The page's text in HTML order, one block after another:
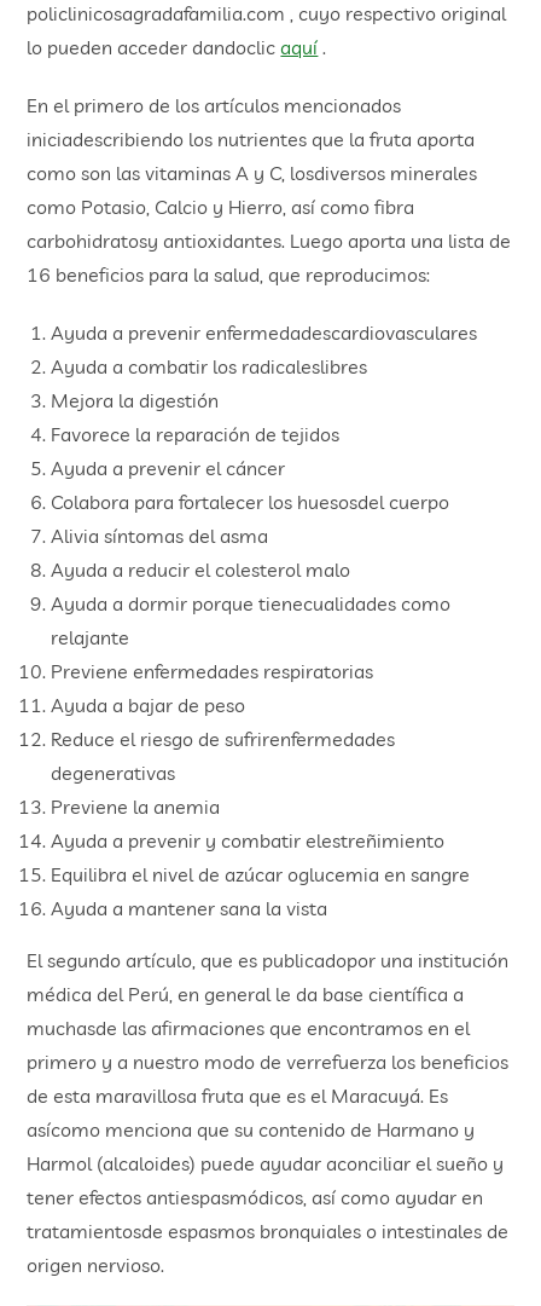
policlinicosagradafamilia.com , cuyo respectivo original
lo pueden acceder dandoclicaquí .
En el primero de los artículos mencionados
iniciadescribiendo los nutrientes que la fruta aporta
como son las vitaminas A y C, losdiversos minerales
como Potasio, Calcio y Hierro, así como fibra
carbohidratosy antioxidantes. Luego aporta una lista de
16 beneficios para la salud, que reproducimos:
Ayuda a prevenir enfermedadescardiovasculares
Ayuda a combatir los radicaleslibres
Mejora la digestión
Favorece la reparación de tejidos
Ayuda a prevenir el cáncer
Colabora para fortalecer los huesosdel cuerpo
Alivia síntomas del asma
Ayuda a reducir el colesterol malo
Ayuda a dormir porque tienecualidades como
relajante
Previene enfermedades respiratorias
Ayuda a bajar de peso
Reduce el riesgo de sufrirenfermedades
degenerativas
Previene la anemia
Ayuda a prevenir y combatir elestreñimiento
Equilibra el nivel de azúcar oglucemia en sangre
Ayuda a mantener sana la vista
El segundo artículo, que es publicadopor una institución
médica del Perú, en general le da base científica a
muchasde las afirmaciones que encontramos en el
primero y a nuestro modo de verrefuerza los beneficios
de esta maravillosa fruta que es el Maracuyá. Es
asícomo menciona que su contenido de Harmano y
Harmol (alcaloides) puede ayudar aconciliar el sueño y
tener efectos antiespasmódicos, así como ayudar en
tratamientosde espasmos bronquiales o intestinales de
origen nervioso.